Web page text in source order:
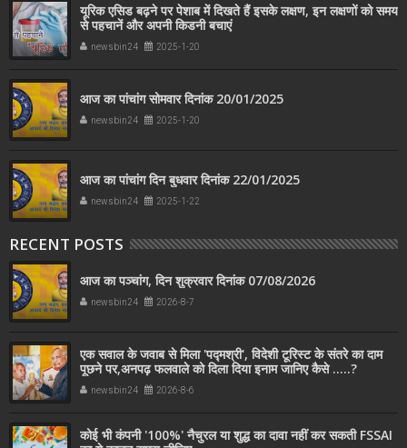
यूरिक एसिड बढ़ने पर पेशाब में दिखते हैं इसके लक्षण, इन लक्षणों को समय
से पहचानें और अपनी किडनी बचाएं
newsbin24 2025-1-20
आज का पांचांग सोमवार दिनांक 20/01/2025
newsbin24 2025-1-20
आज का पांचांग दिन बुधवार दिनांक 22/01/2025
newsbin24 2025-1-22
RECENT POSTS
आज का पञ्चांग, दिन शुक्रवार दिनांक 07/08/2026
newsbin24 2026-8-7
एक सवाल के जवाब से मिला 'पद्मश्री', विदेशी टूरिस्ट के संतरे का दाम
पूछने पर,अनपढ़ फलवाले को दिला दिया इनाम जानिए कैसे .....?
newsbin24 2026-8-6
कोई भी कंपनी '100%' नैचुरल या शुद्ध का दावा नहीं कर सकती FSSAI